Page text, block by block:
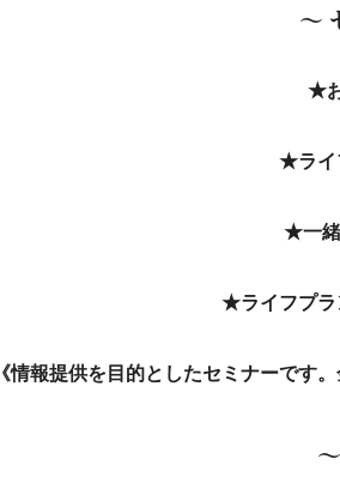
～
★
★ライ
★一緒
★ライフプラ
《情報提供を目的としたセミナーです